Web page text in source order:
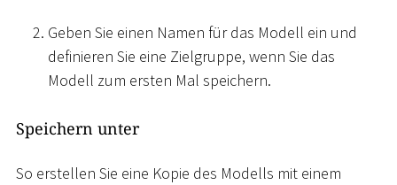
Geben Sie einen Namen für das Modell ein und
definieren Sie eine Zielgruppe, wenn Sie das
Modell zum ersten Mal speichern.
Speichern unter
So erstellen Sie eine Kopie des Modells mit einem